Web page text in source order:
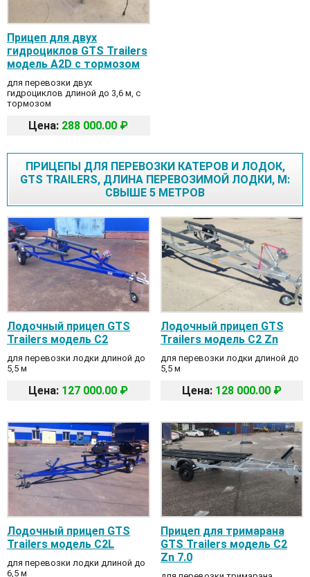
Прицеп для двух
гидроциклов GTS Trailers
модель А2D с тормозом
для перевозки двух
гидроциклов длиной до 3,6 м, с
тормозом
Цена: 288 000.00 ₽
ПРИЦЕПЫ ДЛЯ ПЕРЕВОЗКИ КАТЕРОВ И ЛОДОК,
GTS TRAILERS, ДЛИНА ПЕРЕВОЗИМОЙ ЛОДКИ, М:
СВЫШЕ 5 МЕТРОВ
Лодочный прицеп GTS
Trailers модель C2
для перевозки лодки длиной до
5,5 м
Цена: 127 000.00 ₽
Лодочный прицеп GTS
Trailers модель C2 Zn
для перевозки лодки длиной до
5,5 м
Цена: 128 000.00 ₽
Лодочный прицеп GTS
Trailers модель C2L
для перевозки лодки длиной до
6,5 м
Прицеп для тримарана
GTS Trailers модель C2
Zn 7.0